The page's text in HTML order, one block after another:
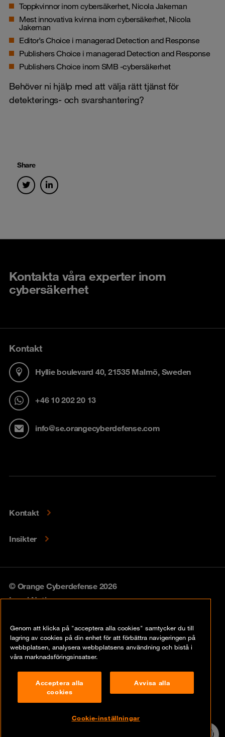
Share
Toppkvinnor inom cybersäkerhet, Nicola Jakeman
Mest innovativa kvinna inom cybersäkerhet, Nicola
Jakeman
Editor’s Choice i managerad Detection and Response
Publishers Choice i managerad Detection and Response
Publishers Choice inom SMB -cybersäkerhet
Behöver ni hjälp med att välja rätt tjänst för
detekterings- och svarshantering?
Kontakta våra experter inom
cybersäkerhet
Kontakt
Hyllie boulevard 40, 21535 Malmö, Sweden
+46 10 202 20 13
info@se.orangecyberdefense.com
Kontakt
Insikter
© Orange Cyberdefense 2026
Legal Notice
Vulnerability policy
Compliance
Genom att klicka på "acceptera alla cookies" samtycker du till
lagring av cookies på din enhet för att förbättra navigeringen på
webbplatsen, analysera webbplatsens användning och bistå i
våra marknadsföringsinsatser.
Acceptera alla
cookies
Avvisa alla
Cookie-inställningar